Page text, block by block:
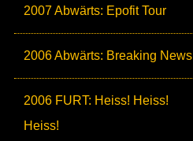
2007 Abwärts: Epofit Tour
2006 Abwärts: Breaking News
2006 FURT: Heiss! Heiss!
Heiss!